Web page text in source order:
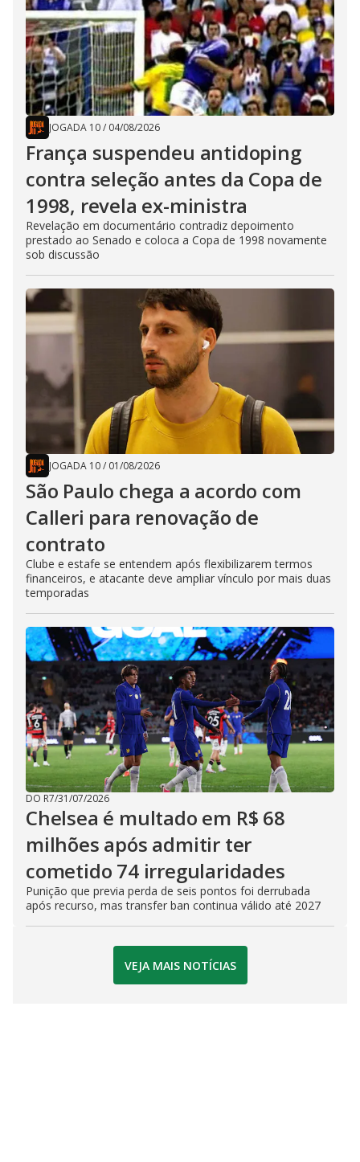
JOGADA 10/ 04/08/2026
França suspendeu antidoping
contra seleção antes da Copa de
1998, revela ex-ministra
Revelação em documentário contradiz depoimento
prestado ao Senado e coloca a Copa de 1998 novamente
sob discussão
JOGADA 10/ 01/08/2026
São Paulo chega a acordo com
Calleri para renovação de
contrato
Clube e estafe se entendem após flexibilizarem termos
financeiros, e atacante deve ampliar vínculo por mais duas
temporadas
DO R7/31/07/2026
Chelsea é multado em R$ 68
milhões após admitir ter
cometido 74 irregularidades
Punição que previa perda de seis pontos foi derrubada
após recurso, mas transfer ban continua válido até 2027
VEJA MAIS NOTÍCIAS